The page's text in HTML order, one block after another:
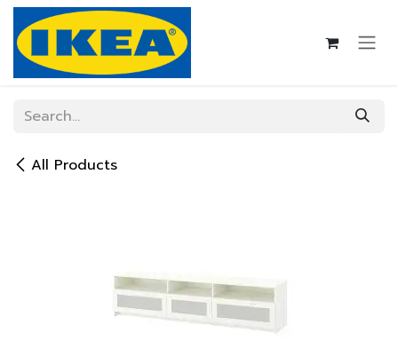
Skip to Content
All Products